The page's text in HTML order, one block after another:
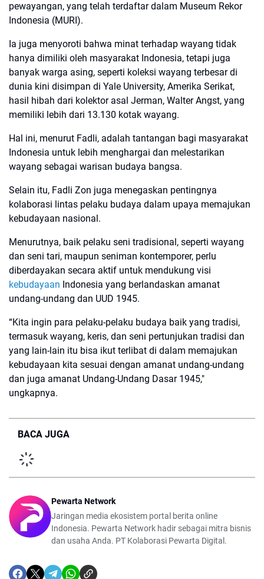
pewayangan, yang telah terdaftar dalam Museum Rekor
Indonesia (MURI).
Ia juga menyoroti bahwa minat terhadap wayang tidak
hanya dimiliki oleh masyarakat Indonesia, tetapi juga
banyak warga asing, seperti koleksi wayang terbesar di
dunia kini disimpan di Yale University, Amerika Serikat,
hasil hibah dari kolektor asal Jerman, Walter Angst, yang
memiliki lebih dari 13.130 kotak wayang.
Hal ini, menurut Fadli, adalah tantangan bagi masyarakat
Indonesia untuk lebih menghargai dan melestarikan
wayang sebagai warisan budaya bangsa.
Selain itu, Fadli Zon juga menegaskan pentingnya
kolaborasi lintas pelaku budaya dalam upaya memajukan
kebudayaan nasional.
Menurutnya, baik pelaku seni tradisional, seperti wayang
dan seni tari, maupun seniman kontemporer, perlu
diberdayakan secara aktif untuk mendukung visi
kebudayaan Indonesia yang berlandaskan amanat
undang-undang dan UUD 1945.
“Kita ingin para pelaku-pelaku budaya baik yang tradisi,
termasuk wayang, keris, dan seni pertunjukan tradisi dan
yang lain-lain itu bisa ikut terlibat di dalam memajukan
kebudayaan kita sesuai dengan amanat undang-undang
dan juga amanat Undang-Undang Dasar 1945,"
ungkapnya.
BACA JUGA
Pewarta Network
Jaringan media ekosistem portal berita online
Indonesia. Pewarta Network hadir sebagai mitra bisnis
dan usaha Anda. PT Kolaborasi Pewarta Digital.